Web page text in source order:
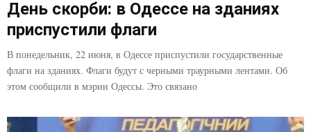
День скорби: в Одессе на зданиях
приспустили флаги
В понедельник, 22 июня, в Одессе приспустили государственные
флаги на зданиях. Флаги будут с черными траурными лентами. Об
этом сообщили в мэрии Одессы. Это связано